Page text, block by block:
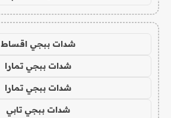
شدات ببجي اقساط
شدات ببجي تمارا
شدات ببجي تمارا
شدات ببجي تابي